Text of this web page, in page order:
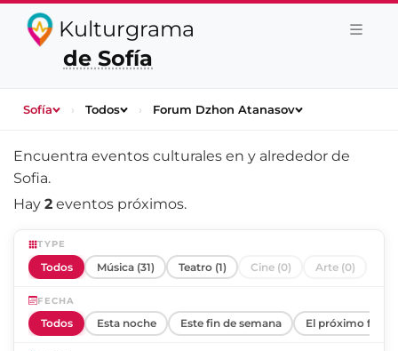
Kulturgrama
de Sofía
Sofía › Todos › Forum Dzhon Atanasov
Encuentra eventos culturales en y alrededor de
Sofia.
Hay 2 eventos próximos.
TYPE
Todos Música (31) Teatro (1) Cine (0) Arte (0)
FECHA
Todos Esta noche Este fin de semana El próximo fin